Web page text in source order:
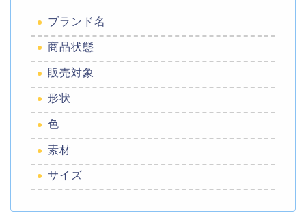
ブランド名
商品状態
販売対象
形状
色
素材
サイズ